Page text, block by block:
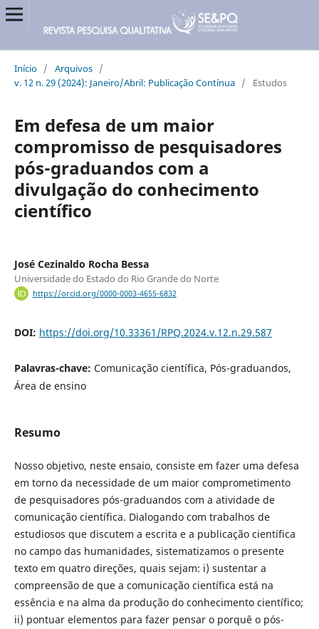
Início / Arquivos /
v. 12 n. 29 (2024): Janeiro/Abril: Publicação Contínua / Estudos
Em defesa de um maior
compromisso de pesquisadores
pós-graduandos com a
divulgação do conhecimento
científico
José Cezinaldo Rocha Bessa
Universidade do Estado do Rio Grande do Norte
https://orcid.org/0000-0003-4655-6832
DOI: https://doi.org/10.33361/RPQ.2024.v.12.n.29.587
Palavras-chave: Comunicação científica, Pós-graduandos,
Área de ensino
Resumo
Nosso objetivo, neste ensaio, consiste em fazer uma defesa
em torno da necessidade de um maior comprometimento
de pesquisadores pós-graduandos com a atividade de
comunicação científica. Dialogando com trabalhos de
estudiosos que discutem a escrita e a publicação científica
no campo das humanidades, sistematizamos o presente
texto em quatro direções, quais sejam: i) sustentar a
compreensão de que a comunicação científica está na
essência e na alma da produção do conhecimento científico;
ii) pontuar elementos para fazer pensar o porquê o pós-